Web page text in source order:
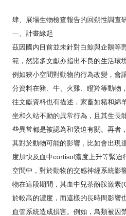
肆、展場生物檢查報告的回朔性調查
一、計畫緣起
茲因國內目前並未針對白鯨與企鵝等
範，然諸多文獻亦指出不良的生活環
例如狹小空間對動物的行為改變，會
分資料在豬、牛、火雞、瞪羚等動物
往文獻資料也有描述，家畜如豬和綿
坐和久站不動的異常行為，且其生長
些異常都是被認為和緊迫有關。再者
其對於動物可能的影響，比如會出現
度加快及血中cortisol濃度上升等緊迫
空間中，對於動物的交感神經系統影
物在這段期間，其血中兒茶酚胺激素
於較高的濃度，而這樣的長時間影響
血管系統造成損害。例如，鳥類被囚